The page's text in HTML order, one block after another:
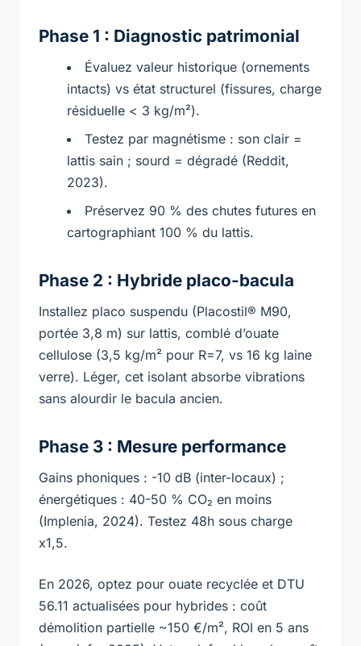
Phase 1 : Diagnostic patrimonial
Évaluez valeur historique (ornements
intacts) vs état structurel (fissures, charge
résiduelle < 3 kg/m²).
Testez par magnétisme : son clair =
lattis sain ; sourd = dégradé (Reddit,
2023).
Préservez 90 % des chutes futures en
cartographiant 100 % du lattis.
Phase 2 : Hybride placo-bacula
Installez placo suspendu (Placostil® M90,
portée 3,8 m) sur lattis, comblé d’ouate
cellulose (3,5 kg/m² pour R=7, vs 16 kg laine
verre). Léger, cet isolant absorbe vibrations
sans alourdir le bacula ancien.
Phase 3 : Mesure performance
Gains phoniques : -10 dB (inter-locaux) ;
énergétiques : 40-50 % CO₂ en moins
(Implenia, 2024). Testez 48h sous charge
x1,5.
En 2026, optez pour ouate recyclée et DTU
56.11 actualisées pour hybrides : coût
démolition partielle ~150 €/m², ROI en 5 ans